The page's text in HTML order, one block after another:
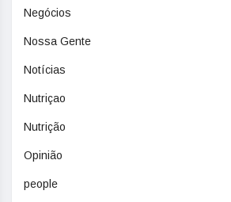
Negócios
Nossa Gente
Notícias
Nutriçao
Nutrição
Opinião
people